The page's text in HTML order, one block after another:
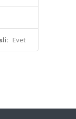
Evet